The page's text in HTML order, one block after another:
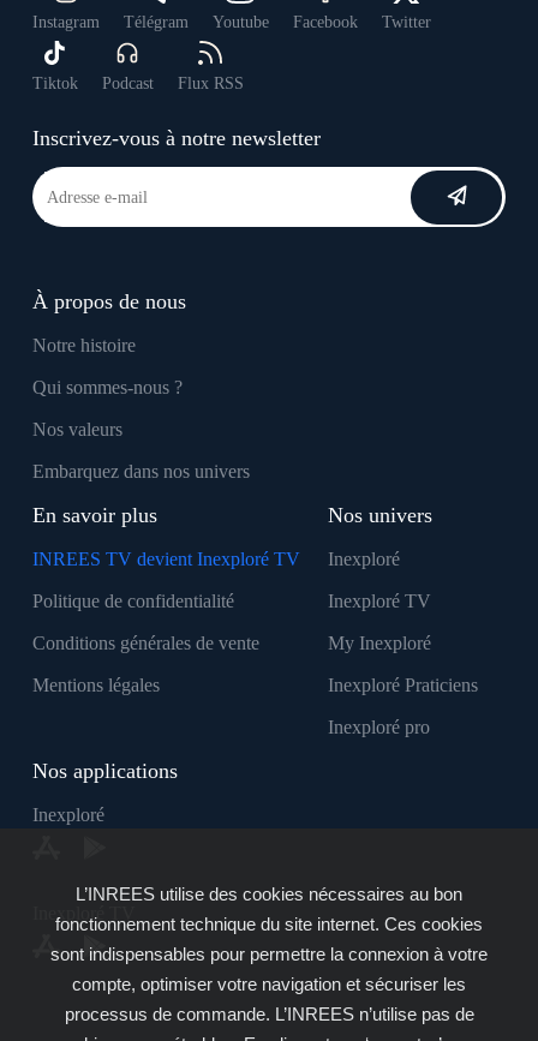
Instagram Télégram Youtube Facebook Twitter
Tiktok Podcast Flux RSS
Inscrivez-vous à notre newsletter
À propos de nous
Notre histoire
Qui sommes-nous ?
Nos valeurs
Embarquez dans nos univers
En savoir plus
INREES TV devient Inexploré TV
Politique de confidentialité
Conditions générales de vente
Mentions légales
Nos univers
Inexploré
Inexploré TV
My Inexploré
Inexploré Praticiens
Inexploré pro
Nos applications
Inexploré
Inexploré TV
L’INREES utilise des cookies nécessaires au bon
fonctionnement technique du site internet. Ces cookies
sont indispensables pour permettre la connexion à votre
compte, optimiser votre navigation et sécuriser les
processus de commande. L’INREES n’utilise pas de